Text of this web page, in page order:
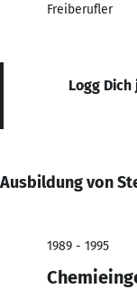
Freiberufler
Logg
Ausbildung von
1989 - 1995